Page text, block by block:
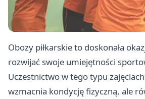
Obozy piłkarskie to doskonała
rozwijać swoje umiejętności
Uczestnictwo w tego typu
wzmacnia kondycję fizyczną, ale